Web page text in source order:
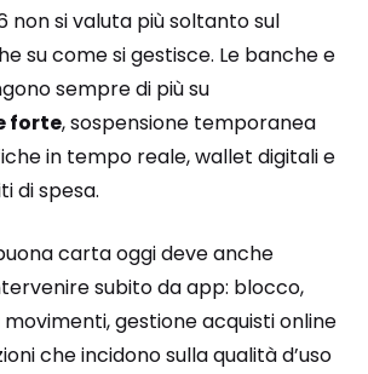
non si valuta più soltanto sul
su come si gestisce. Le banche e
sempre di più su
forte, sospensione temporanea
in tempo reale, wallet digitali e
di spesa.
carta oggi deve anche
subito da app: blocco,
gestione acquisti online
che incidono sulla qualità d’uso